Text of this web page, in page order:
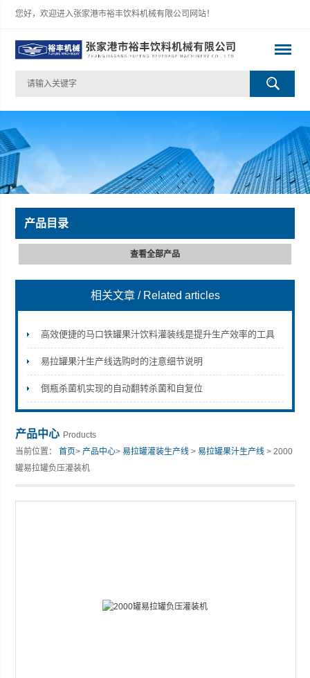
您好，欢迎进入张家港市裕丰饮料机械有限公司网站！
张家港市裕丰饮料机械有限公司
产品目录
查看全部产品
相关文章 / Related articles
高效便捷的马口铁罐果汁饮料灌装线是提升生产效率的工具
易拉罐果汁生产线选购时的注意细节说明
倒瓶杀菌机实现的自动翻转杀菌和自复位
产品中心 Products
当前位置：首页>产品中心>易拉罐灌装生产线 >易拉罐果汁生产线 > 2000
罐易拉罐负压灌装机